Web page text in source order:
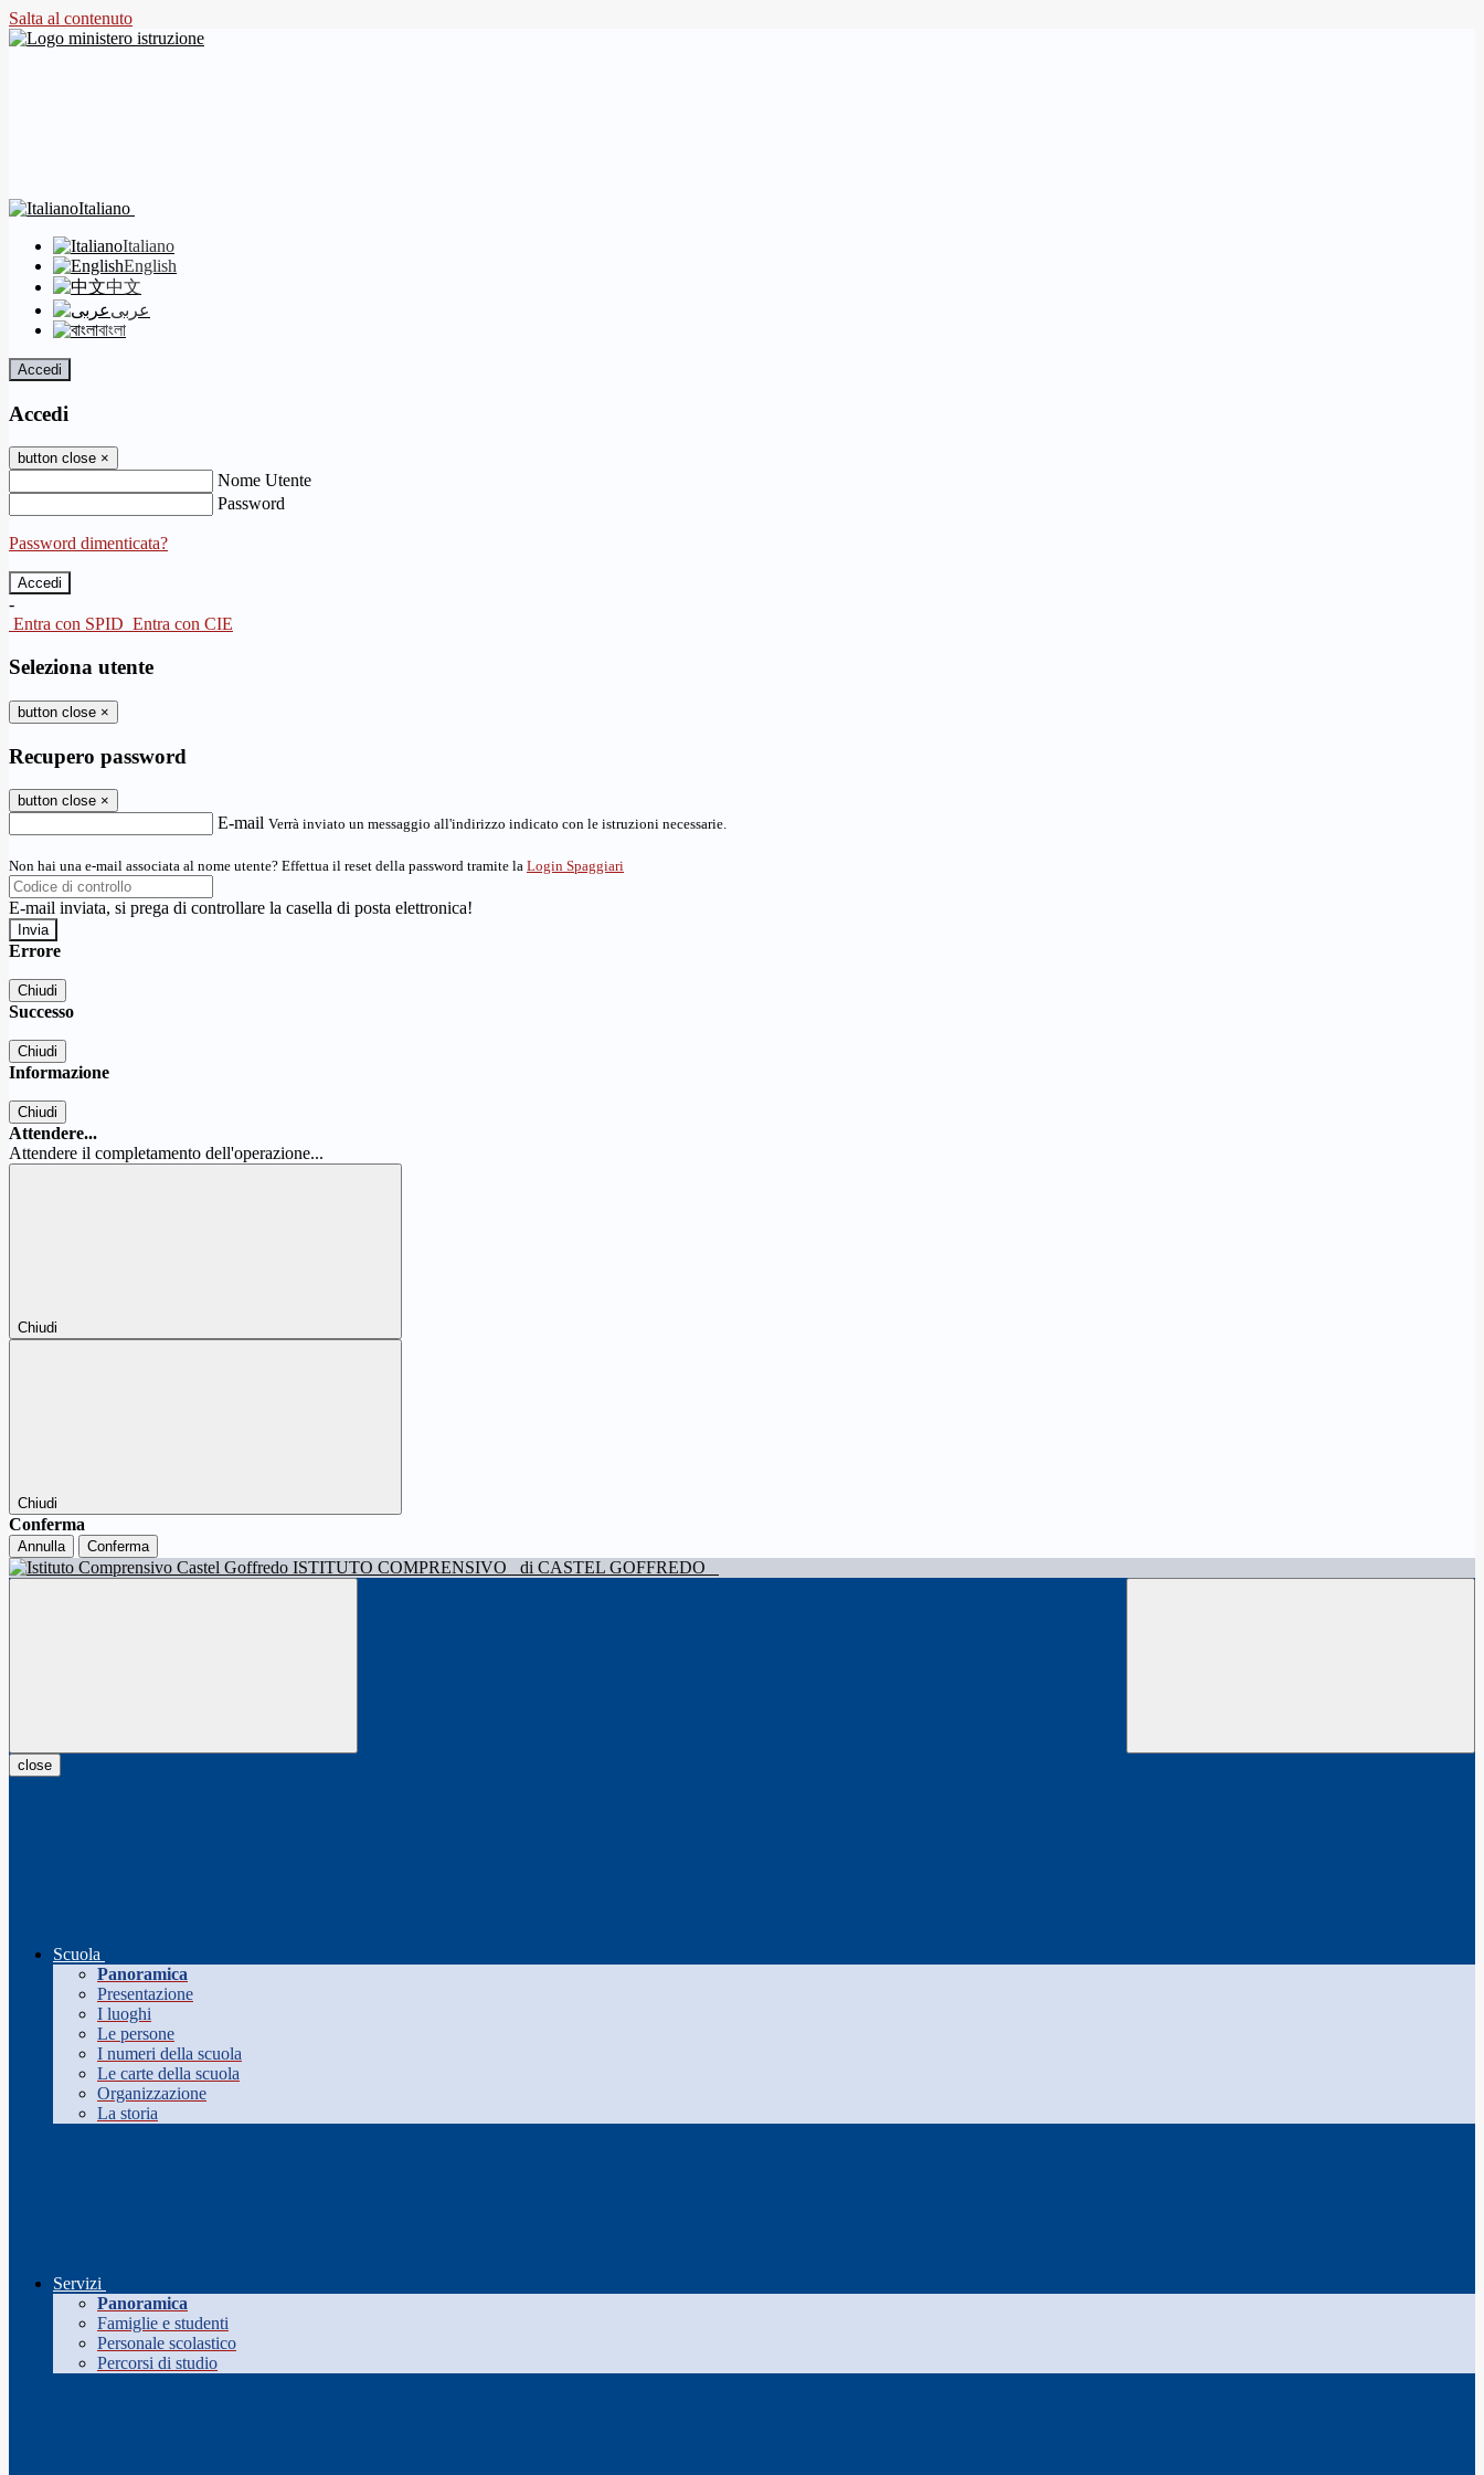
Salta al contenuto
Italiano
Italiano
English
中文
عربى
বাংলা
Accedi
Accedi
button close ×
Nome Utente
Password
Password dimenticata?
-
Entra con SPID Entra con CIE
Seleziona utente
button close ×
Recupero password
button close ×
E-mail Verrà inviato un messaggio all'indirizzo indicato con le istruzioni necessarie.
Non hai una e-mail associata al nome utente? Effettua il reset della password tramite la Login Spaggiari
E-mail inviata, si prega di controllare la casella di posta elettronica!
Errore
Chiudi
Successo
Chiudi
Informazione
Chiudi
Attendere...
Attendere il completamento dell'operazione...
Chiudi
Chiudi
Conferma
Annulla Conferma
ISTITUTO COMPRENSIVO di CASTEL GOFFREDO
close
Scuola
Panoramica
Presentazione
I luoghi
Le persone
I numeri della scuola
Le carte della scuola
Organizzazione
La storia
Servizi
Panoramica
Famiglie e studenti
Personale scolastico
Percorsi di studio